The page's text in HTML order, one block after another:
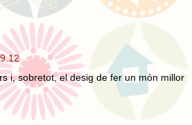
i, sobretot, el desig de fer un món millor